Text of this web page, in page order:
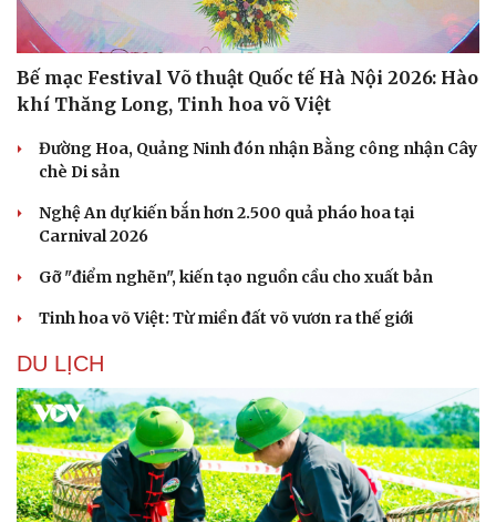
Bế mạc Festival Võ thuật Quốc tế Hà Nội 2026: Hào
khí Thăng Long, Tinh hoa võ Việt
Đường Hoa, Quảng Ninh đón nhận Bằng công nhận Cây
chè Di sản
Nghệ An dự kiến bắn hơn 2.500 quả pháo hoa tại
Carnival 2026
Gỡ "điểm nghẽn", kiến tạo nguồn cầu cho xuất bản
Tinh hoa võ Việt: Từ miền đất võ vươn ra thế giới
DU LỊCH